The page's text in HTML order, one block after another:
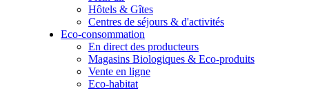
Hôtels & Gîtes
Centres de séjours & d'activités
Eco-consommation
En direct des producteurs
Magasins Biologiques & Eco-produits
Vente en ligne
Eco-habitat